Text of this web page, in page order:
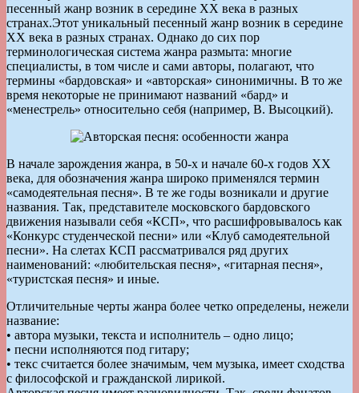
песенный жанр возник в середине XX века в разных
странах.Этот уникальный песенный жанр возник в середине
XX века в разных странах. Однако до сих пор
терминологическая система жанра размыта: многие
специалисты, в том числе и сами авторы, полагают, что
термины «бардовская» и «авторская» синонимичны. В то же
время некоторые не принимают названий «бард» и
«менестрель» относительно себя (например, В. Высоцкий).
В начале зарождения жанра, в 50-х и начале 60-х годов XX
века, для обозначения жанра широко применялся термин
«самодеятельная песня». В те же годы возникали и другие
названия. Так, представителе московского бардовского
движения называли себя «КСП», что расшифровывалось как
«Конкурс студенческой песни» или «Клуб самодеятельной
песни». На слетах КСП рассматривался ряд других
наименований: «любительская песня», «гитарная песня»,
«туристская песня» и иные.
Отличительные черты жанра более четко определены, нежели
название:
• автора музыки, текста и исполнитель – одно лицо;
• песни исполняются под гитару;
• текс считается более значимым, чем музыка, имеет сходства
с философской и гражданской лирикой.